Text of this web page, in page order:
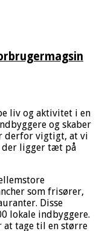
liv og aktivitet i en
og skaber
derfor vigtigt, at vi
der ligger tæt på
som frisører,
Disse
lokale indbyggere.
at tage til en større